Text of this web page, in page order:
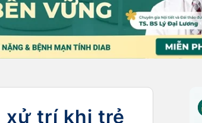
xử trí khi trẻ